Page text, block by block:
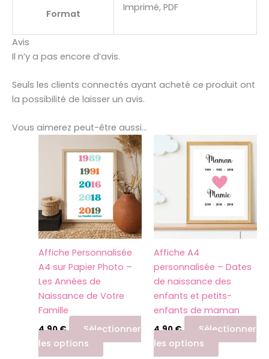
Format
Imprimé, PDF
Avis
Il n’y a pas encore d’avis.
Seuls les clients connectés ayant acheté ce produit ont
la possibilité de laisser un avis.
Vous aimerez peut-être aussi…
Affiche Personnalisée
A4 sur Papier Photo –
Les Années de
Naissance de Votre
Famille
4,90€
Sélectionner
les options
Ce
produit
plusieurs
variations.
Les
options
peuvent
être
choisies
la
page
du
produit
Affiche A4
personnalisée – Dates
de naissance des
enfants et petits-
enfants de maman
4,90€
Sélectionner
les options
Ce
produit
a
plusieurs
variations.
options
peuvent
choisies
sur
la
page
du
produit